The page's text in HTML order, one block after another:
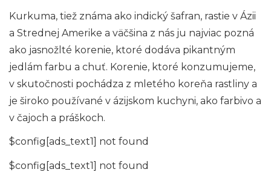
Kurkuma, tiež známa ako indický šafran, rastie v Ázii
a Strednej Amerike a väčšina z nás ju najviac pozná
ako jasnožlté korenie, ktoré dodáva pikantným
jedlám farbu a chuť. Korenie, ktoré konzumujeme,
v skutočnosti pochádza z mletého koreňa rastliny a
je široko používané v ázijskom kuchyni, ako farbivo a
v čajoch a práškoch.
$config[ads_text1] not found
$config[ads_text1] not found